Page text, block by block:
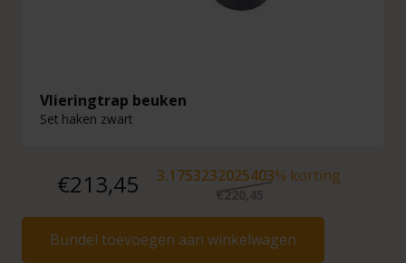
Vlieringtrap beuken
Set haken zwart
€213,45 3.1753232025403% korting
Bundel toevoegen aan winkelwagen